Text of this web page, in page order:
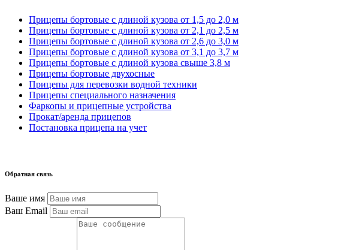
Прицепы бортовые с длиной кузова от 1,5 до 2,0 м
Прицепы бортовые с длиной кузова от 2,1 до 2,5 м
Прицепы бортовые с длиной кузова от 2,6 до 3,0 м
Прицепы бортовые с длиной кузова от 3,1 до 3,7 м
Прицепы бортовые с длиной кузова свыше 3,8 м
Прицепы бортовые двухосные
Прицепы для перевозки водной техники
Прицепы специального назначения
Фаркопы и прицепные устройства
Прокат/аренда прицепов
Постановка прицепа на учет
Обратная связь
Ваше имя
Ваш Email